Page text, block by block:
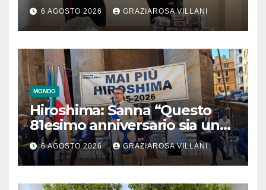
6 AGOSTO 2026 GRAZIAROSA VILLANI
MONDO
Hiroshima: Sanna “Questo
81esimo anniversario sia un
monito per tutti”
6 AGOSTO 2026 GRAZIAROSA VILLANI